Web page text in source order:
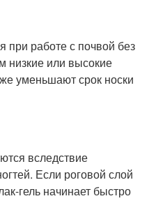
при работе с почвой без
низкие или высокие
уменьшают срок носки
вследствие
Если роговой слой
гель начинает быстро